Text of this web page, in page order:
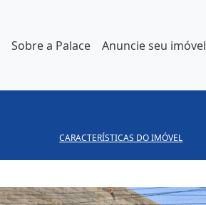
Sobre a Palace Anuncie seu imóvel
CARACTERÍSTICAS DO IMÓVEL